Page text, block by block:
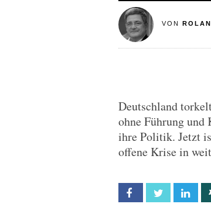
VON
Deutschland
ohne Führung und
ihre Politik. Jetzt
offene Krise in
Facebook Twitter